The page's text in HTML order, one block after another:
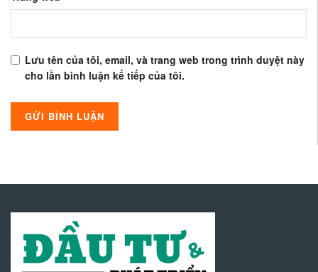
Lưu tên của tôi, email, và trang web trong trình duyệt này
cho lần bình luận kế tiếp của tôi.